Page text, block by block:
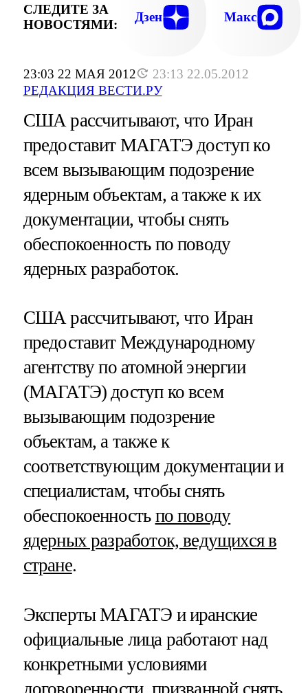
23:03 22 МАЯ 2012
23:13 22.05.2012
РЕДАКЦИЯ ВЕСТИ.РУ
СЛЕДИТЕ ЗА
НОВОСТЯМИ:
Дзен Макс
США рассчитывают, что Иран
предоставит МАГАТЭ доступ ко
всем вызывающим подозрение
ядерным объектам, а также к их
документации, чтобы снять
обеспокоенность по поводу
ядерных разработок.
США рассчитывают, что Иран
предоставит Международному
агентству по атомной энергии
(МАГАТЭ) доступ ко всем
вызывающим подозрение
объектам, а также к
соответствующим документации и
специалистам, чтобы снять
обеспокоенность по поводу
ядерных разработок, ведущихся в
стране.
Эксперты МАГАТЭ и иранские
официальные лица работают над
конкретными условиями
договоренности, призванной снять